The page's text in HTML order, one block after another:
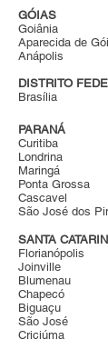
GÓIAS
Goiânia
Aparecida de
Anápolis
DISTRITO
Brasília
PARANÁ
Curitiba
Londrina
Maringá
Ponta Grossa
Cascavel
São José dos
SANTA
Florianópolis
Joinville
Blumenau
Chapecó
Biguaçu
São José
Criciúma